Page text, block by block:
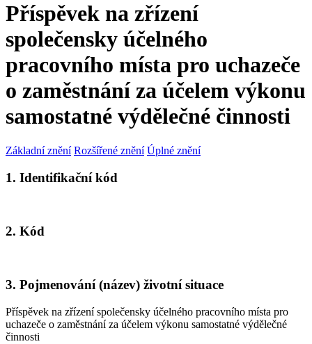
Příspěvek na zřízení
společensky účelného
pracovního místa pro uchazeče
o zaměstnání za účelem výkonu
samostatné výdělečné činnosti
Základní znění Rozšířené znění Úplné znění
1. Identifikační kód
2. Kód
3. Pojmenování (název) životní situace
Příspěvek na zřízení společensky účelného pracovního místa pro
uchazeče o zaměstnání za účelem výkonu samostatné výdělečné
činnosti